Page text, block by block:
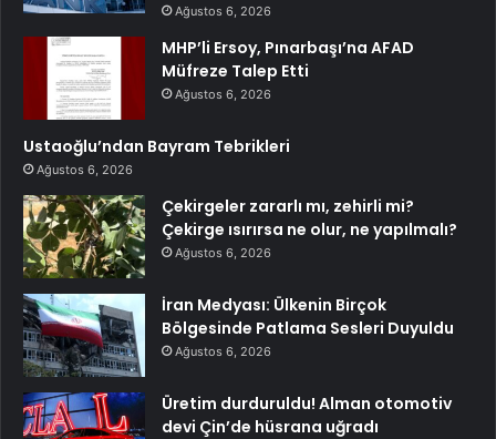
Ağustos 6, 2026
MHP’li Ersoy, Pınarbaşı’na AFAD
Müfreze Talep Etti
Ağustos 6, 2026
Ustaoğlu’ndan Bayram Tebrikleri
Ağustos 6, 2026
Çekirgeler zararlı mı, zehirli mi?
Çekirge ısırırsa ne olur, ne yapılmalı?
Ağustos 6, 2026
İran Medyası: Ülkenin Birçok
Bölgesinde Patlama Sesleri Duyuldu
Ağustos 6, 2026
Üretim durduruldu! Alman otomotiv
devi Çin’de hüsrana uğradı